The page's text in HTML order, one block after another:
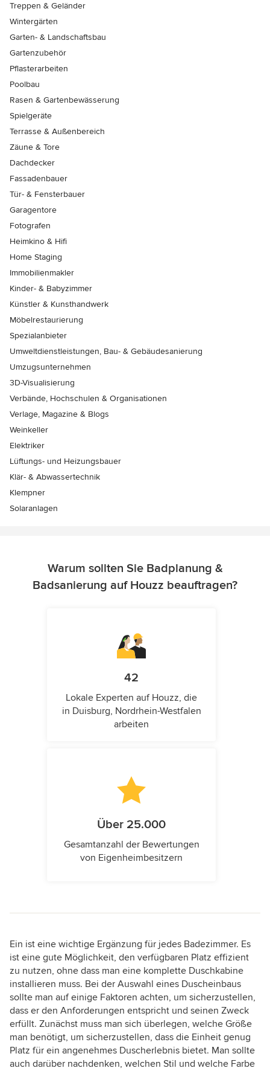
Treppen & Geländer
Wintergärten
Garten- & Landschaftsbau
Gartenzubehör
Pflasterarbeiten
Poolbau
Rasen & Gartenbewässerung
Spielgeräte
Terrasse & Außenbereich
Zäune & Tore
Dachdecker
Fassadenbauer
Tür- & Fensterbauer
Garagentore
Fotografen
Heimkino & Hifi
Home Staging
Immobilienmakler
Kinder- & Babyzimmer
Künstler & Kunsthandwerk
Möbelrestaurierung
Spezialanbieter
Umweltdienstleistungen, Bau- & Gebäudesanierung
Umzugsunternehmen
3D-Visualisierung
Verbände, Hochschulen & Organisationen
Verlage, Magazine & Blogs
Weinkeller
Elektriker
Lüftungs- und Heizungsbauer
Klär- & Abwassertechnik
Klempner
Solaranlagen
Warum sollten Sie Badplanung &
Badsanierung auf Houzz beauftragen?
42
Lokale Experten auf Houzz, die
in Duisburg, Nordrhein-Westfalen
arbeiten
Über 25.000
Gesamtanzahl der Bewertungen
von Eigenheimbesitzern
Ein ist eine wichtige Ergänzung für jedes Badezimmer. Es
ist eine gute Möglichkeit, den verfügbaren Platz effizient
zu nutzen, ohne dass man eine komplette Duschkabine
installieren muss. Bei der Auswahl eines Duscheinbaus
sollte man auf einige Faktoren achten, um sicherzustellen,
dass er den Anforderungen entspricht und seinen Zweck
erfüllt. Zunächst muss man sich überlegen, welche Größe
man benötigt, um sicherzustellen, dass die Einheit genug
Platz für ein angenehmes Duscherlebnis bietet. Man sollte
auch darüber nachdenken, welchen Stil und welche Farbe